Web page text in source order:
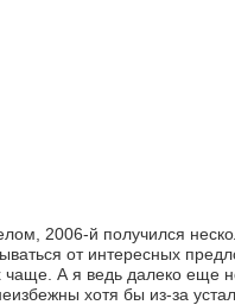
2006-й получился
от интересных
чаще. А я ведь далеко еще
хотя бы из-за